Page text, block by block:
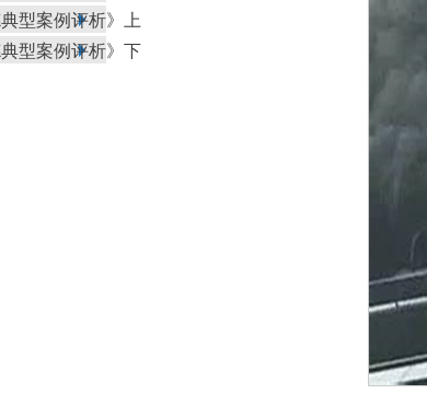
型案例评析》上
型案例评析》下